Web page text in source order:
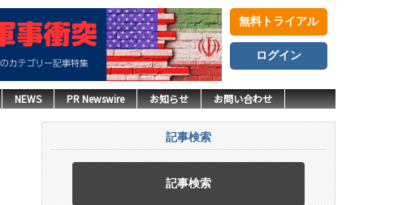
無料トライアル
ログイン
NEWS PR Newswire お知らせ お問い合わせ
記事検索
記事検索